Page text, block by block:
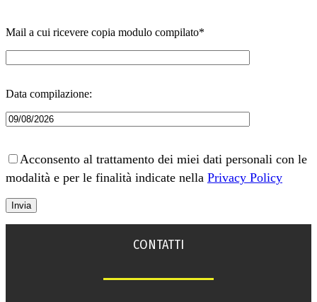
Mail a cui ricevere copia modulo compilato*
Data compilazione:
Acconsento al trattamento dei miei dati personali con le
modalità e per le finalità indicate nella Privacy Policy
CONTATTI